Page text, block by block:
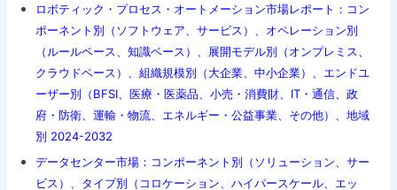
ロボティック・プロセス・オートメーション市場レポート：コン
ポーネント別（ソフトウェア、サービス）、オペレーション別
（ルールベース、知識ベース）、展開モデル別（オンプレミス、
クラウドベース）、組織規模別（大企業、中小企業）、エンドユ
ーザー別（BFSI、医療・医薬品、小売・消費財、IT・通信、政
府・防衛、運輸・物流、エネルギー・公益事業、その他）、地域
別 2024-2032
データセンター市場：コンポーネント別（ソリューション、サー
ビス）、タイプ別（コロケーション、ハイパースケール、エッ